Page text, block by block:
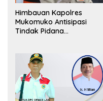
Himbauan Kapolres
Mukomuko Antisipasi
Tindak Pidana